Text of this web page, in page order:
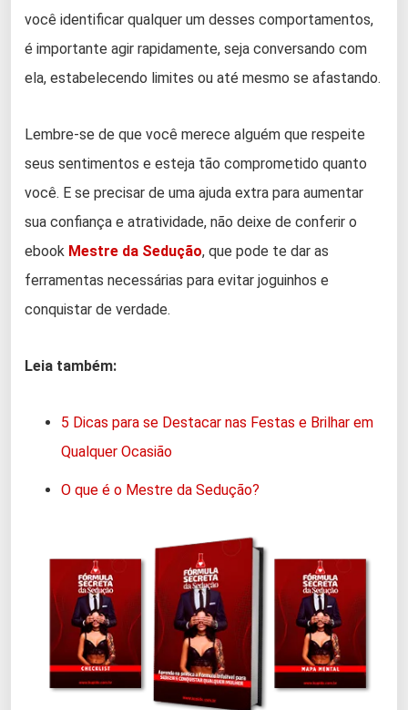
você identificar qualquer um desses comportamentos,
é importante agir rapidamente, seja conversando com
ela, estabelecendo limites ou até mesmo se afastando.
Lembre-se de que você merece alguém que respeite
seus sentimentos e esteja tão comprometido quanto
você. E se precisar de uma ajuda extra para aumentar
sua confiança e atratividade, não deixe de conferir o
ebook Mestre da Sedução, que pode te dar as
ferramentas necessárias para evitar joguinhos e
conquistar de verdade.
Leia também:
5 Dicas para se Destacar nas Festas e Brilhar em
Qualquer Ocasião
O que é o Mestre da Sedução?